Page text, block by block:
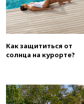
19:50Аэропорты Сочи и
приостановили
доноров-
поддержать
выборах 2028 года
максимум
Как защититься от
солнца на курорте?